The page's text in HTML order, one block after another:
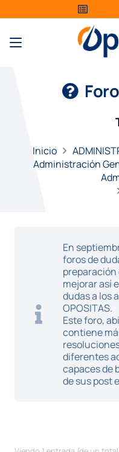
Inicio
Administración
En
foros de
preparación
mejorar así
dudas a los
OPOSITAS.
Este foro,
contiene
diferentes
capaces de
de sus post